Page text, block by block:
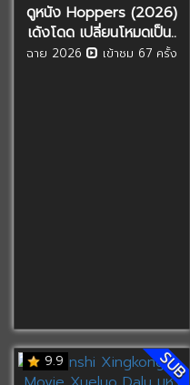
ดูหนัง Hoppers (2026)
เด้งโดด เปลี่ยนโหมดเป็น..
ฉาย 2026 เข้าชม 67 ครั้ง
9.9 SUB